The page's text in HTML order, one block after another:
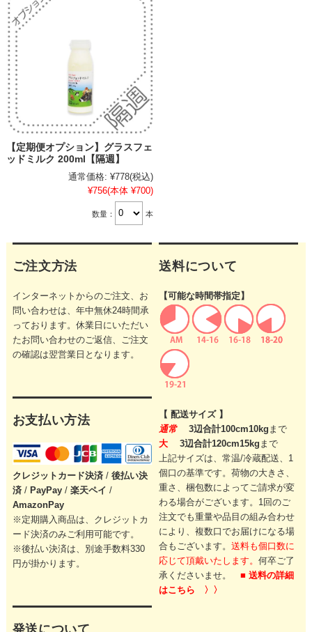
【定期便オプション】グラスフェ
ッドミルク 200ml【隔週】
通常価格: ¥778(税込)
¥756(本体 ¥700)
数量： 本
ご注文方法
インターネットからのご注文、お
問い合わせは、年中無休24時間承
っております。休業日にいただい
たお問い合わせのご返信、ご注文
の確認は翌営業日となります。
お支払い方法
クレジットカード決済 / 後払い決
済/ PayPay/ 楽天ペイ /
AmazonPay
※定期購入商品は、クレジットカ
ード決済のみご利用可能です。
※後払い決済は、別途手数料330
円が掛かります。
発送について
送料について
【可能な時間帯指定】
【 配送サイズ 】
通常
3辺合計100cm10kg まで
大
3辺合計120cm15kg まで
上記サイズは、常温/冷蔵配送、1
個口の基準です。荷物の大きさ、
重さ、梱包数によってご請求が変
わる場合がございます。 1回のご
注文でも重量や品目の組み合わせ
により、複数口でお届けになる場
合もございます。送料も個口数に
応じて頂戴いたします。何卒ご了
承くださいませ。■ 送料の詳細
はこちら 〉〉